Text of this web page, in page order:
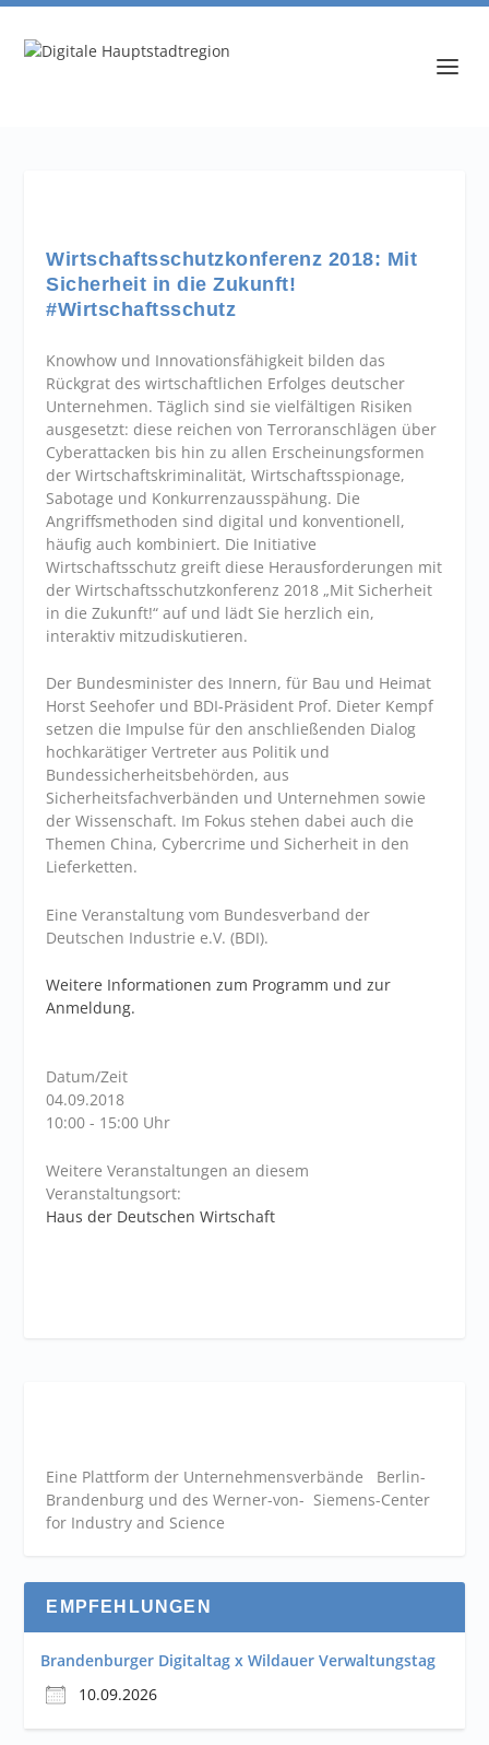
Wirtschaftsschutzkonferenz 2018: Mit
Sicherheit in die Zukunft!
#Wirtschaftsschutz
Knowhow und Innovationsfähigkeit bilden das
Rückgrat des wirtschaftlichen Erfolges deutscher
Unternehmen. Täglich sind sie vielfältigen Risiken
ausgesetzt: diese reichen von Terroranschlägen über
Cyberattacken bis hin zu allen Erscheinungsformen
der Wirtschaftskriminalität, Wirtschaftsspionage,
Sabotage und Konkurrenzausspähung. Die
Angriffsmethoden sind digital und konventionell,
häufig auch kombiniert. Die Initiative
Wirtschaftsschutz greift diese Herausforderungen mit
der Wirtschaftsschutzkonferenz 2018 „Mit Sicherheit
in die Zukunft!“ auf und lädt Sie herzlich ein,
interaktiv mitzudiskutieren.
Der Bundesminister des Innern, für Bau und Heimat
Horst Seehofer und BDI-Präsident Prof. Dieter Kempf
setzen die Impulse für den anschließenden Dialog
hochkarätiger Vertreter aus Politik und
Bundessicherheitsbehörden, aus
Sicherheitsfachverbänden und Unternehmen sowie
der Wissenschaft. Im Fokus stehen dabei auch die
Themen China, Cybercrime und Sicherheit in den
Lieferketten.
Eine Veranstaltung vom Bundesverband der
Deutschen Industrie e.V. (BDI).
Weitere Informationen zum Programm und zur
Anmeldung.
Datum/Zeit
04.09.2018
10:00 - 15:00 Uhr
Weitere Veranstaltungen an diesem
Veranstaltungsort:
Haus der Deutschen Wirtschaft
Eine Plattform der Unternehmensverbände Berlin-
Brandenburg und des Werner-von- Siemens-Center
for Industry and Science
EMPFEHLUNGEN
Brandenburger Digitaltag x Wildauer Verwaltungstag
10.09.2026